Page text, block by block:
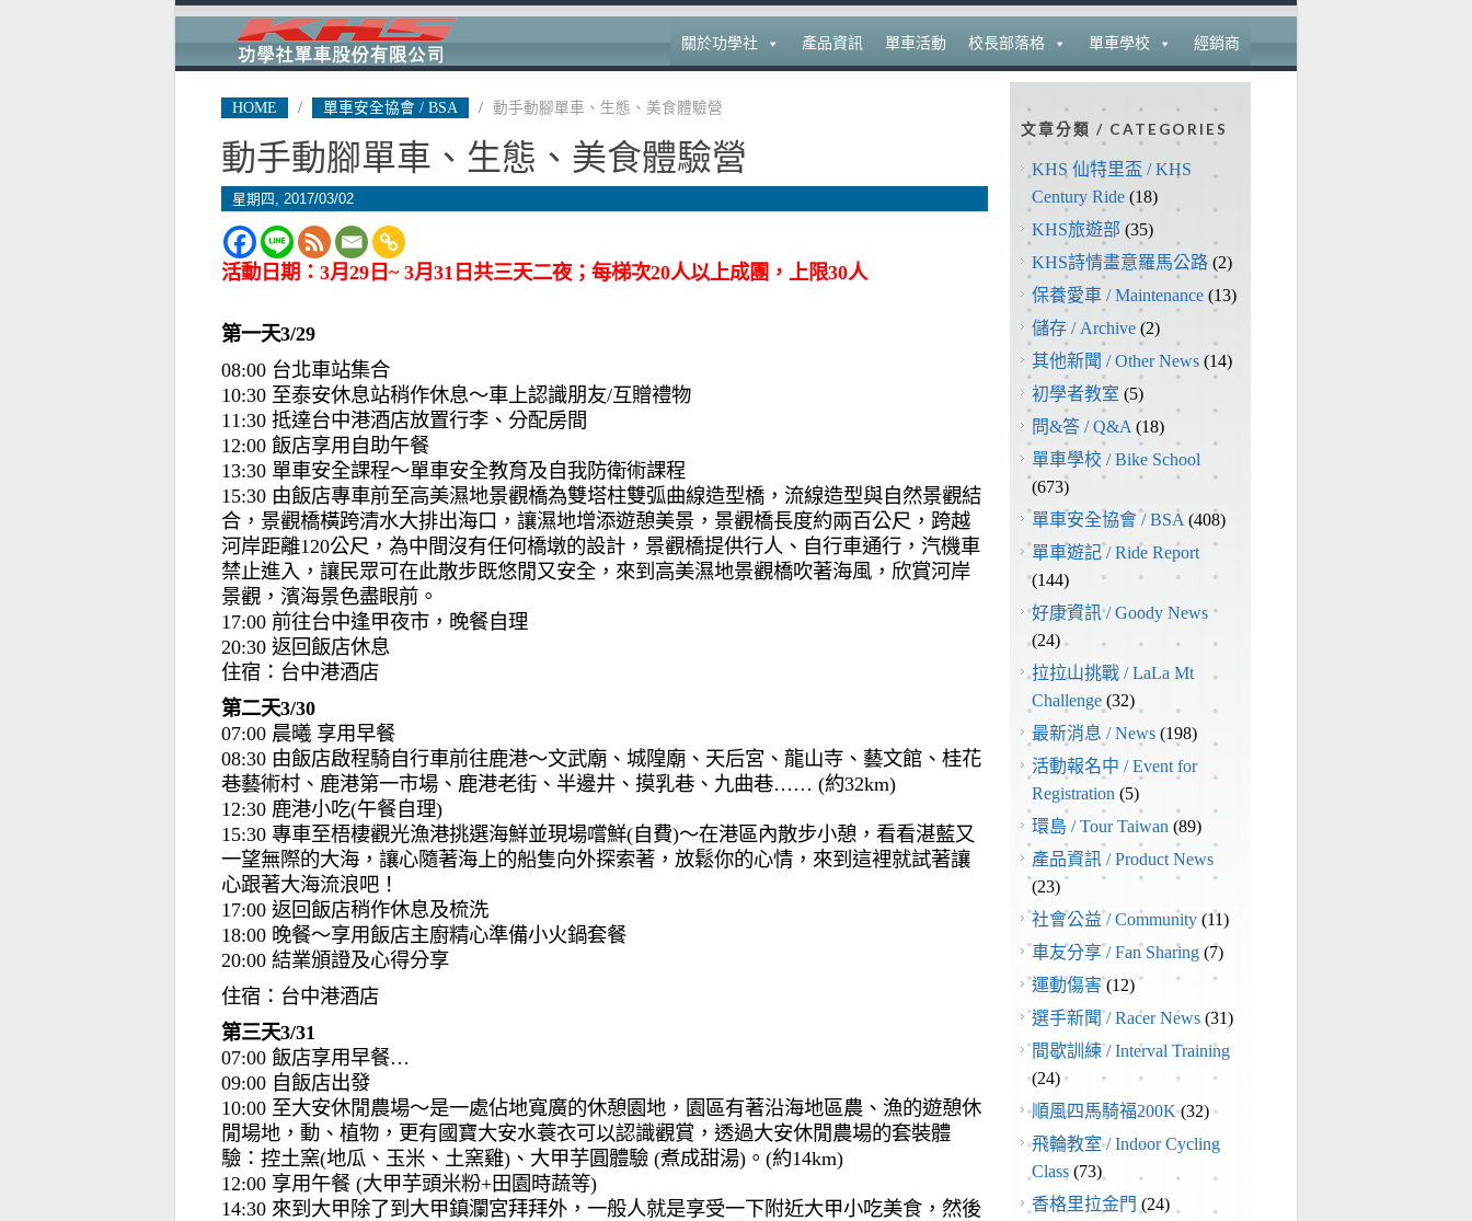
關於功學社 產品資訊 單車活動 校長部落格 單車學校 經銷商
HOME / 單車安全協會 / BSA / 動手動腳單車、生態、美食體驗營
動手動腳單車、生態、美食體驗營
星期四, 2017/03/02
活動日期：3月29日~ 3月31日共三天二夜；每梯次20人以上成團，上限30人
第一天3/29
08:00 台北車站集合
10:30 至泰安休息站稍作休息〜車上認識朋友/互贈禮物
11:30 抵達台中港酒店放置行李、分配房間
12:00 飯店享用自助午餐
13:30 單車安全課程〜單車安全教育及自我防衛術課程
15:30 由飯店專車前至高美濕地景觀橋為雙塔柱雙弧曲線造型橋，流線造型與自然景觀結
合，景觀橋橫跨清水大排出海口，讓濕地增添遊憩美景，景觀橋長度約兩百公尺，跨越
河岸距離120公尺，為中間沒有任何橋墩的設計，景觀橋提供行人、自行車通行，汽機車
禁止進入，讓民眾可在此散步既悠閒又安全，來到高美濕地景觀橋吹著海風，欣賞河岸
景觀，濱海景色盡眼前。
17:00 前往台中逢甲夜市，晚餐自理
20:30 返回飯店休息
住宿：台中港酒店
第二天3/30
07:00 晨曦 享用早餐
08:30 由飯店啟程騎自行車前往鹿港〜文武廟、城隍廟、天后宮、龍山寺、藝文館、桂花
巷藝術村、鹿港第一市場、鹿港老街、半邊井、摸乳巷、九曲巷…… (約32km)
12:30 鹿港小吃(午餐自理)
15:30 專車至梧棲觀光漁港挑選海鮮並現場嚐鮮(自費)〜在港區內散步小憩，看看湛藍又
一望無際的大海，讓心隨著海上的船隻向外探索著，放鬆你的心情，來到這裡就試著讓
心跟著大海流浪吧！
17:00 返回飯店稍作休息及梳洗
18:00 晚餐〜享用飯店主廚精心準備小火鍋套餐
20:00 結業頒證及心得分享
住宿：台中港酒店
第三天3/31
07:00 飯店享用早餐…
09:00 自飯店出發
10:00 至大安休閒農場〜是一處佔地寬廣的休憩園地，園區有著沿海地區農、漁的遊憩休
閒場地，動、植物，更有國寶大安水蓑衣可以認識觀賞，透過大安休閒農場的套裝體
驗：控土窯(地瓜、玉米、土窯雞)、大甲芋圓體驗 (煮成甜湯)。(約14km)
12:00 享用午餐 (大甲芋頭米粉+田園時蔬等)
14:30 來到大甲除了到大甲鎮瀾宮拜拜外，一般人就是享受一下附近大甲小吃美食，然後
文章分類 / CATEGORIES
KHS 仙特里盃 / KHS
Century Ride (18)
KHS旅遊部 (35)
KHS詩情畫意羅馬公路 (2)
保養愛車 / Maintenance (13)
儲存 / Archive (2)
其他新聞 / Other News (14)
初學者教室 (5)
問&答 / Q&A (18)
單車學校 / Bike School
(673)
單車安全協會 / BSA (408)
單車遊記 / Ride Report
(144)
好康資訊 / Goody News
(24)
拉拉山挑戰 / LaLa Mt
Challenge (32)
最新消息 / News (198)
活動報名中 / Event for
Registration (5)
環島 / Tour Taiwan (89)
產品資訊 / Product News
(23)
社會公益 / Community (11)
車友分享 / Fan Sharing (7)
運動傷害(12)
選手新聞 / Racer News (31)
間歇訓練 / Interval Training
(24)
順風四馬騎福200K(32)
飛輪教室 / Indoor Cycling
Class (73)
香格里拉金門 (24)